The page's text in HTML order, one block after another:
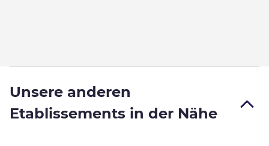
Unsere anderen
Etablissements in der Nähe